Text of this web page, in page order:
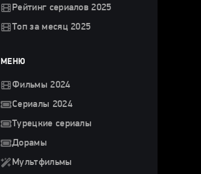
Рейтинг сериалов 2025
Топ за месяц 2025
МЕНЮ
Фильмы 2024
Сериалы 2024
Турецкие сериалы
Дорамы
Мультфильмы